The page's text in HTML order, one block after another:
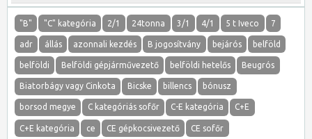
"B" "C" kategória 2/1 24tonna 3/1 4/1 5 t Iveco 7
adr állás azonnali kezdés B jogosítvány bejárós belföld
belföldi Belföldi gépjárművezető belföldi hetelős Beugrós
Biatorbágy vagy Cinkota Bicske billencs bónusz
borsod megye C kategóriás sofőr C-E kategória C+E
C+E kategória ce CE gépkocsivezető CE sofőr